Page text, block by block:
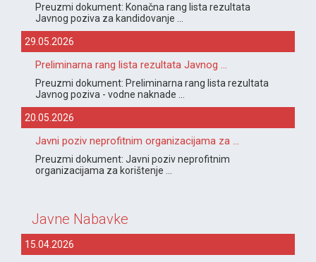
Preuzmi dokument: Konačna rang lista rezultata
Javnog poziva za kandidovanje ...
29.05.2026
Preliminarna rang lista rezultata Javnog ...
Preuzmi dokument: Preliminarna rang lista rezultata
Javnog poziva - vodne naknade ...
20.05.2026
Javni poziv neprofitnim organizacijama za ...
Preuzmi dokument: Javni poziv neprofitnim
organizacijama za korištenje ...
Javne Nabavke
15.04.2026